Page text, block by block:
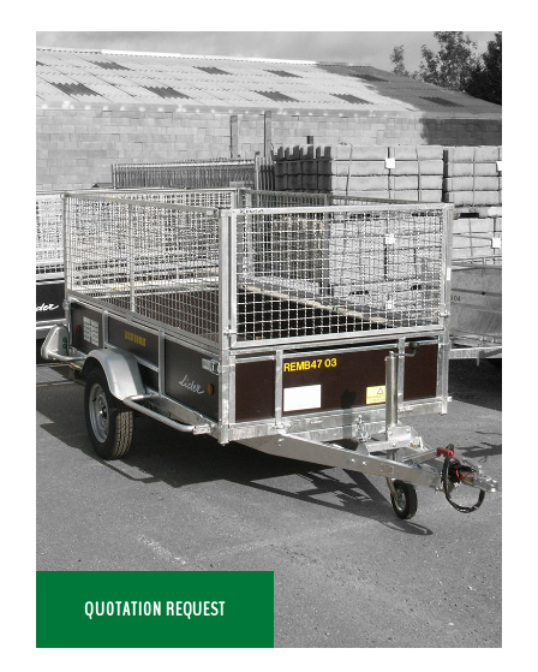
QUOTATION REQUEST